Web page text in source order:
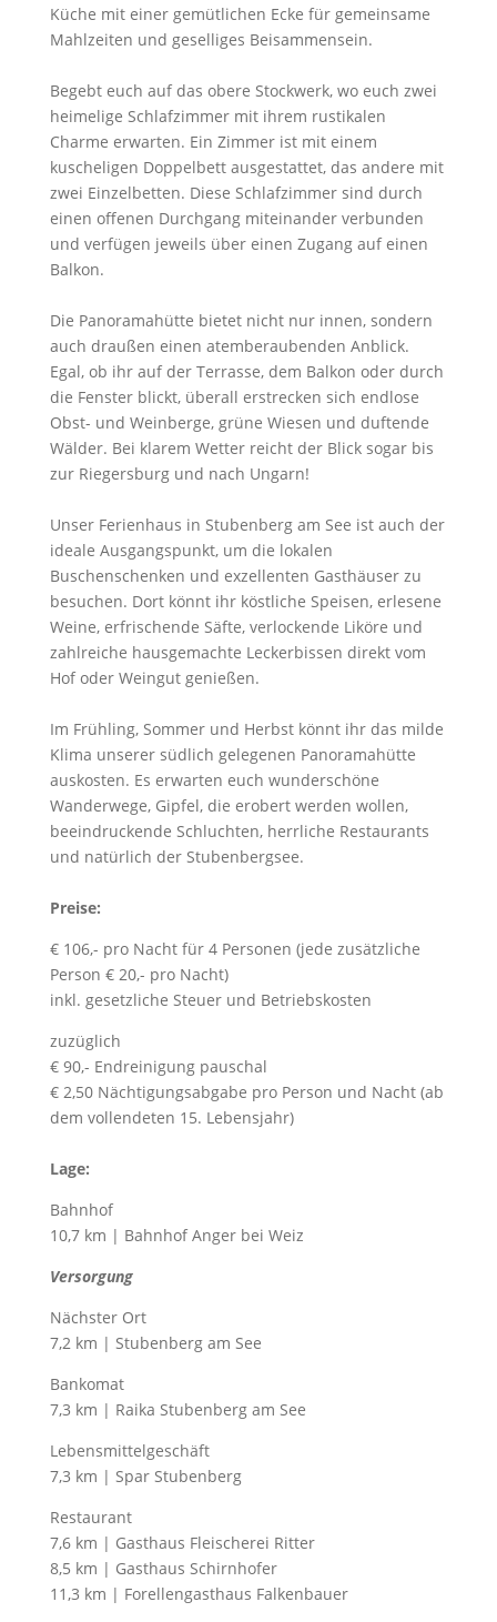
Küche mit einer gemütlichen Ecke für gemeinsame
Mahlzeiten und geselliges Beisammensein.
Begebt euch auf das obere Stockwerk, wo euch zwei
heimelige Schlafzimmer mit ihrem rustikalen
Charme erwarten. Ein Zimmer ist mit einem
kuscheligen Doppelbett ausgestattet, das andere mit
zwei Einzelbetten. Diese Schlafzimmer sind durch
einen offenen Durchgang miteinander verbunden
und verfügen jeweils über einen Zugang auf einen
Balkon.
Die Panoramahütte bietet nicht nur innen, sondern
auch draußen einen atemberaubenden Anblick.
Egal, ob ihr auf der Terrasse, dem Balkon oder durch
die Fenster blickt, überall erstrecken sich endlose
Obst- und Weinberge, grüne Wiesen und duftende
Wälder. Bei klarem Wetter reicht der Blick sogar bis
zur Riegersburg und nach Ungarn!
Unser Ferienhaus in Stubenberg am See ist auch der
ideale Ausgangspunkt, um die lokalen
Buschenschenken und exzellenten Gasthäuser zu
besuchen. Dort könnt ihr köstliche Speisen, erlesene
Weine, erfrischende Säfte, verlockende Liköre und
zahlreiche hausgemachte Leckerbissen direkt vom
Hof oder Weingut genießen.
Im Frühling, Sommer und Herbst könnt ihr das milde
Klima unserer südlich gelegenen Panoramahütte
auskosten. Es erwarten euch wunderschöne
Wanderwege, Gipfel, die erobert werden wollen,
beeindruckende Schluchten, herrliche Restaurants
und natürlich der Stubenbergsee.
Preise:
€ 106,- pro Nacht für 4 Personen (jede zusätzliche
Person € 20,- pro Nacht)
inkl. gesetzliche Steuer und Betriebskosten
zuzüglich
€ 90,- Endreinigung pauschal
€ 2,50 Nächtigungsabgabe pro Person und Nacht (ab
dem vollendeten 15. Lebensjahr)
Lage:
Bahnhof
10,7 km | Bahnhof Anger bei Weiz
Versorgung
Nächster Ort
7,2 km | Stubenberg am See
Bankomat
7,3 km | Raika Stubenberg am See
Lebensmittelgeschäft
7,3 km | Spar Stubenberg
Restaurant
7,6 km | Gasthaus Fleischerei Ritter
8,5 km | Gasthaus Schirnhofer
11,3 km | Forellengasthaus Falkenbauer